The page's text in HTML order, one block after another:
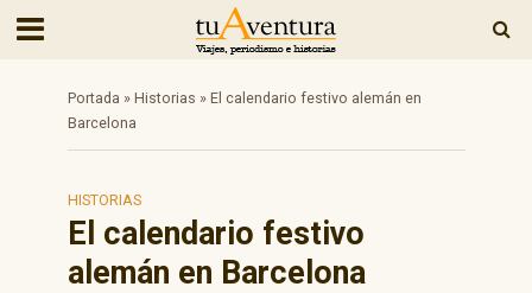
Portada » Historias » El calendario festivo alemán en
Barcelona
HISTORIAS
El calendario festivo
alemán en Barcelona